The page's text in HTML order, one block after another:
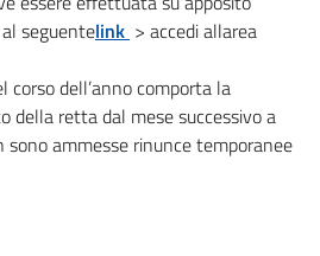
seguentelink > accedi allarea
corso dell’anno comporta la
della retta dal mese successivo a
ammesse rinunce temporanee